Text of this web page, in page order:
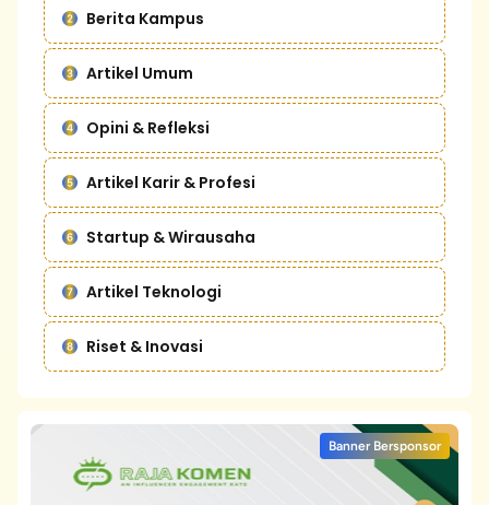
Berita Kampus
Artikel Umum
Opini & Refleksi
Artikel Karir & Profesi
Startup & Wirausaha
Artikel Teknologi
Riset & Inovasi
Banner Bersponsor